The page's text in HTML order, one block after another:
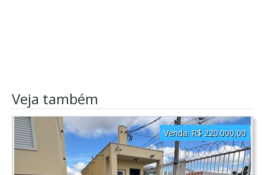
Veja também
Venda: R$ 220.000,00